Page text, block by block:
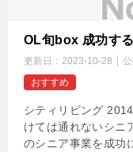
OL旬box 成功す
更新日： 2023-10-28 公
おすすめ
シティリビング
けては通れないシニ
のシニア事業を成功